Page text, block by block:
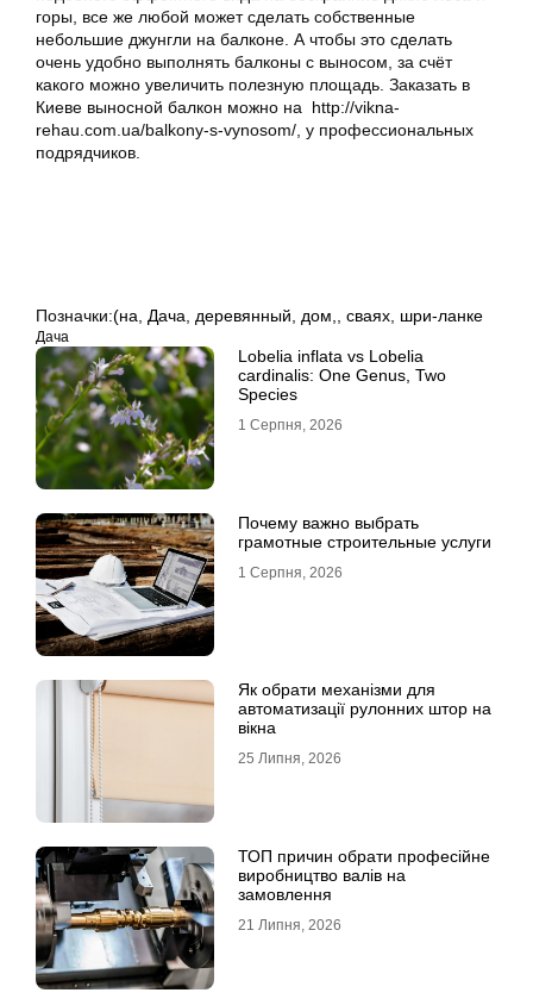
горы, все же любой может сделать собственные
небольшие джунгли на балконе. А чтобы это сделать
очень удобно выполнять балконы с выносом, за счёт
какого можно увеличить полезную площадь. Заказать в
Киеве выносной балкон можно на http://vikna-
rehau.com.ua/balkony-s-vynosom/, у профессиональных
подрядчиков.
Позначки:(на Дача деревянный дом, сваях шри-ланке
Дача
Lobelia inflata vs Lobelia
cardinalis: One Genus, Two
Species
1 Серпня, 2026
Почему важно выбрать
грамотные строительные услуги
1 Серпня, 2026
Як обрати механізми для
автоматизації рулонних штор на
вікна
25 Липня, 2026
ТОП причин обрати професійне
виробництво валів на
замовлення
21 Липня, 2026